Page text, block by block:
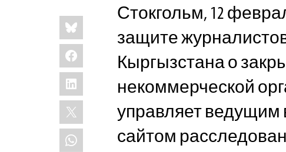
Share
this:
Bluesky
Facebook
LinkedIn
X
WhatsApp
Стокгольм, 12
защите
Кыргызстана о
некоммерческой
управляет ведущим
сайтом